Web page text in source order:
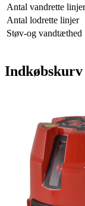
Antal vandrette linjer
Antal lodrette linjer
Støv-og vandtæthed
Indkøbskurv